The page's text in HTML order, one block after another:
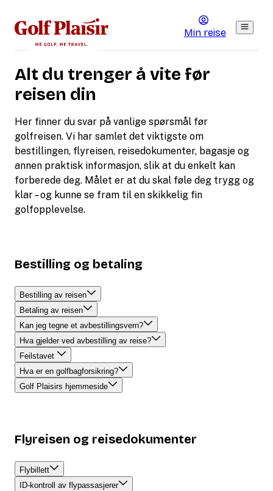
Min reise
Alt du trenger å vite før
reisen din
Her finner du svar på vanlige spørsmål før
golfreisen. Vi har samlet det viktigste om
bestillingen, flyreisen, reisedokumenter, bagasje og
annen praktisk informasjon, slik at du enkelt kan
forberede deg. Målet er at du skal føle deg trygg og
klar – og kunne se fram til en skikkelig fin
golfopplevelse.
Bestilling og betaling
Bestilling av reisen
Betaling av reisen
Kan jeg tegne et avbestillingsvern?
Hva gjelder ved avbestilling av reise?
Feilstavet
Hva er en golfbagforsikring?
Golf Plaisirs hjemmeside
Flyreisen og reisedokumenter
Flybillett
ID-kontroll av flypassasjerer